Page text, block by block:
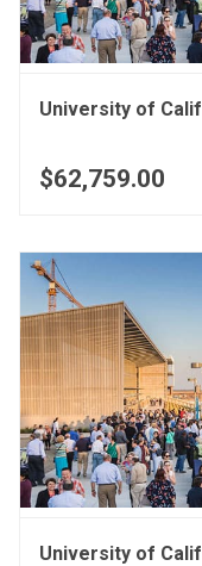
University of
$62,759.00
University of